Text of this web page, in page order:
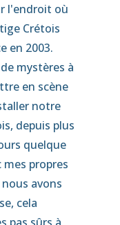
l'endroit où
Crétois
en 2003.
mystères à
en scène
notre
depuis plus
quelque
mes propres
avons
cela